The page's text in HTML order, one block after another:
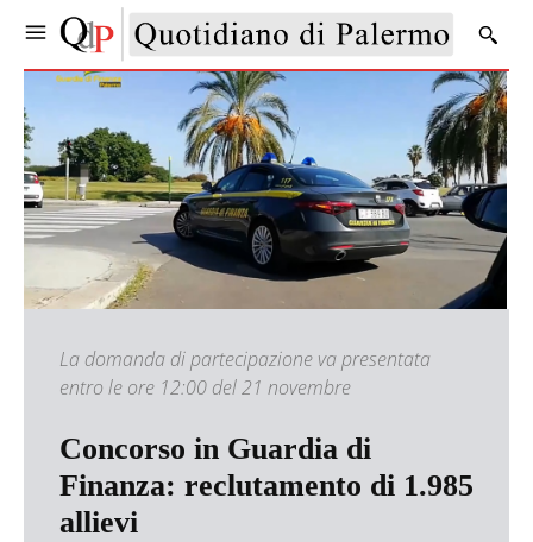
La domanda di partecipazione va presentata
entro le ore 12:00 del 21 novembre
Concorso in Guardia di
Finanza: reclutamento di 1.985
allievi